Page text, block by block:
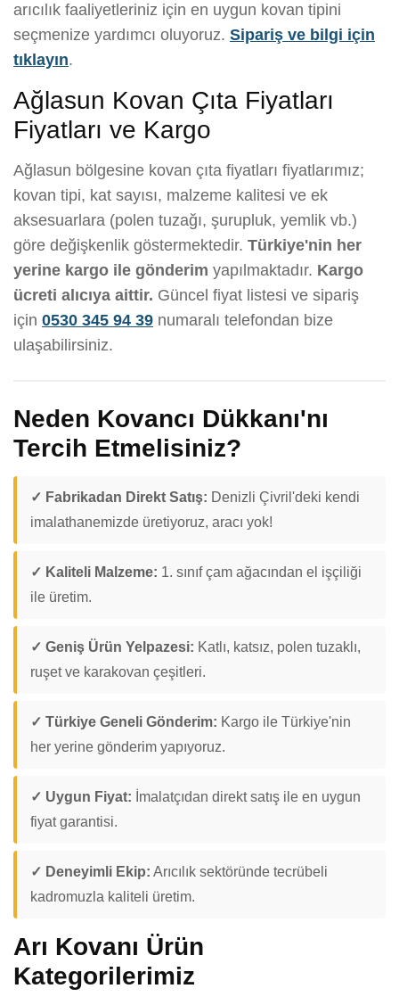
arıcılık faaliyetleriniz için en uygun kovan tipini
seçmenize yardımcı oluyoruz. Sipariş ve bilgi için
tıklayın.
Ağlasun Kovan Çıta Fiyatları
Fiyatları ve Kargo
Ağlasun bölgesine kovan çıta fiyatları fiyatlarımız;
kovan tipi, kat sayısı, malzeme kalitesi ve ek
aksesuarlara (polen tuzağı, şurupluk, yemlik vb.)
göre değişkenlik göstermektedir. Türkiye'nin her
yerine kargo ile gönderim yapılmaktadır. Kargo
ücreti alıcıya aittir. Güncel fiyat listesi ve sipariş
için 0530 345 94 39 numaralı telefondan bize
ulaşabilirsiniz.
Neden Kovancı Dükkanı'nı
Tercih Etmelisiniz?
✓ Fabrikadan Direkt Satış: Denizli Çivril'deki kendi
imalathanemizde üretiyoruz, aracı yok!
✓ Kaliteli Malzeme: 1. sınıf çam ağacından el işçiliği
ile üretim.
✓ Geniş Ürün Yelpazesi: Katlı, katsız, polen tuzaklı,
ruşet ve karakovan çeşitleri.
✓ Türkiye Geneli Gönderim: Kargo ile Türkiye'nin
her yerine gönderim yapıyoruz.
✓ Uygun Fiyat: İmalatçıdan direkt satış ile en uygun
fiyat garantisi.
✓ Deneyimli Ekip: Arıcılık sektöründe tecrübeli
kadromuzla kaliteli üretim.
Arı Kovanı Ürün
Kategorilerimiz